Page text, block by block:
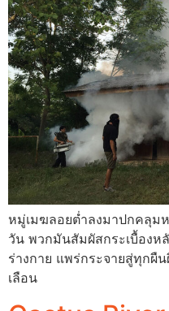
หมู่เมฆลอยต่ำลงมาปกคลุม
วัน พวกมันสัมผัสกระเบื้องห
ร่างกาย แพร่กระจายสู่ทุกผื
เลือน